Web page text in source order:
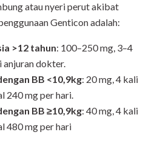
atau nyeri perut akibat
Genticon adalah:
>12 tahun: 100–250 mg, 3–4
anjuran dokter.
BB <10,9kg: 20 mg, 4 kali
240 mg per hari.
BB ≥10,9kg: 40 mg, 4 kali
480 mg per hari